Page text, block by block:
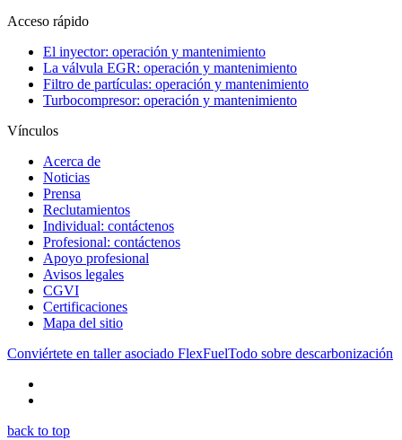
Acceso rápido
El inyector: operación y mantenimiento
La válvula EGR: operación y mantenimiento
Filtro de partículas: operación y mantenimiento
Turbocompresor: operación y mantenimiento
Vínculos
Acerca de
Noticias
Prensa
Reclutamientos
Individual: contáctenos
Profesional: contáctenos
Apoyo profesional
Avisos legales
CGVI
Certificaciones
Mapa del sitio
Conviértete en taller asociado FlexFuelTodo sobre descarbonización
back to top